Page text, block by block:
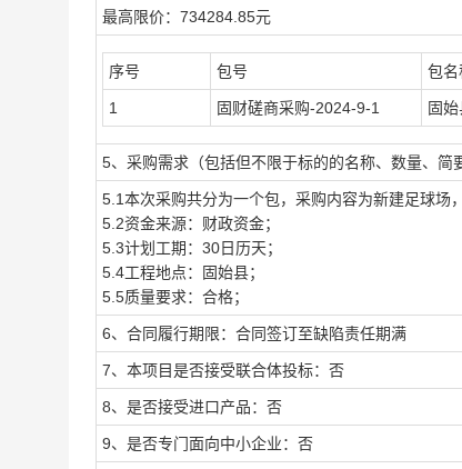
最高限价：734284.85元
序号 包号 包名
1 固财磋商采购-2024-9-1 固
5、采购需求（包括但不限于标的的名称、数量、简
5.1本次采购共分为一个包，采购内容为新建足球场
5.2资金来源：财政资金；
5.3计划工期：30日历天；
5.4工程地点：固始县；
5.5质量要求：合格；
6、合同履行期限：合同签订至缺陷责任期满
7、本项目是否接受联合体投标：否
8、是否接受进口产品：否
9、是否专门面向中小企业：否